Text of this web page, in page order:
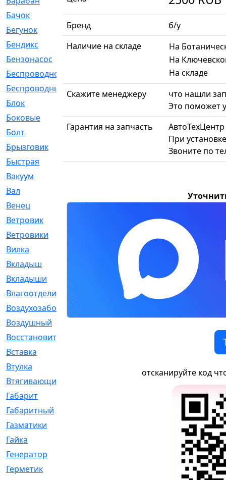
Бачок
[40]
Бегунок
Бендикс
[26]
Бензонасос
Беспроводное
Беспроводные
Блок
Боковые
[4]
Болт
[247]
Брызговик
Быстрая
[2]
Вакуум
Вал
Венец
[16]
Ветровик
Ветровики
Вилка
Вкладыш
Вкладыши
Влагоотделитель
Воздухозаборник
Воздушный
Восстановительный
Вставка
Втулка
Втягивающий
Габарит
Габаритный
Газматики
Гайка
Генератор
Герметик
Бренд
б/у
Наличие на складе
На
На
На складе
Скажите менеджеру
что нашли
Это поможет
Гарантия на запчасть
При
Звоните по
отсканируйте код